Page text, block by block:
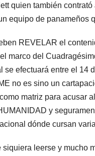
quien también
equipo de panameños
REVELAR el
marco del
efectuará entre el 14
no es sino un
matriz para acusar
y
dónde cursan
leerse y mucho